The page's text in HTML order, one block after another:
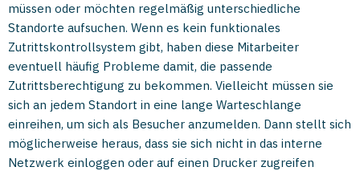
müssen oder möchten regelmäßig unterschiedliche
Standorte aufsuchen. Wenn es kein funktionales
Zutrittskontrollsystem gibt, haben diese Mitarbeiter
eventuell häufig Probleme damit, die passende
Zutrittsberechtigung zu bekommen. Vielleicht müssen sie
sich an jedem Standort in eine lange Warteschlange
einreihen, um sich als Besucher anzumelden. Dann stellt sich
möglicherweise heraus, dass sie sich nicht in das interne
Netzwerk einloggen oder auf einen Drucker zugreifen